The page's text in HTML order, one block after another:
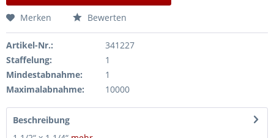
Merken Bewerten
Artikel-Nr.:
341227
Staffelung:
1
Mindestabnahme:
1
Maximalabnahme:
10000
Beschreibung